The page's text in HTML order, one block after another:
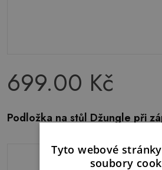
699.00 Kč
Podložka na stůl Džungle při
Tyto webové
soubory